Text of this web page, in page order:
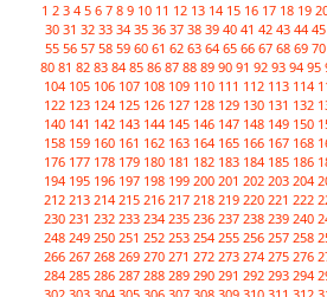
1 2 3 4 5 6 7 8 9 10 11 12 13 14 15 16 17 18 19
30 31 32 33 34 35 36 37 38 39 40 41 42 43 44 45
55 56 57 58 59 60 61 62 63 64 65 66 67 68 69 70
80 81 82 83 84 85 86 87 88 89 90 91 92 93 94 95
104 105 106 107 108 109 110 111 112 113 114
122 123 124 125 126 127 128 129 130 131 132
140 141 142 143 144 145 146 147 148 149 150
158 159 160 161 162 163 164 165 166 167 168
176 177 178 179 180 181 182 183 184 185 186
194 195 196 197 198 199 200 201 202 203 204
212 213 214 215 216 217 218 219 220 221 222
230 231 232 233 234 235 236 237 238 239 240
248 249 250 251 252 253 254 255 256 257 258
266 267 268 269 270 271 272 273 274 275 276
284 285 286 287 288 289 290 291 292 293 294